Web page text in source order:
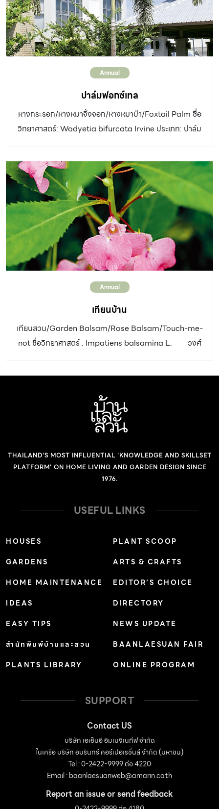
เซนติเมตร กลีบดอกสีขาวถึงสีชมพู 4 กลีบ เกสรเพศผู้สีขาว
จำนวนมาก ร่วงง่าย มีกลิ่นหอมอ่อนๆ ดอกทยอยบาน
ออกดอกเกือบตลอดปี ผล: รูปไข่ปลายตัด ดิน: ดินร่วนชื้นแฉะ
แสงแดด: รำไรถึงจัด […]
Annual
ปาล์มฟอกซ์เทล
หางกระรอก/หางหมาจิ้งจอก/หางหมาป่า/Foxtail Palm ชื่อ
วิทยาศาสตร์: Wodyetia bifurcata Irvine ประเภท: ปาล์ม
ช่วง 2 – 5 เมตร ลำต้น: ป่องเล็กน้อย มีเส้นผ่านศูนย์กลาง 20
– 25 เซนติเมตร ใบ: รูปขนนกเป็นพวง ทางใบยาว 2 – 2.50
เมตร ใบย่อยเป็นกระจุก แผ่ออกทุกทิศทางเป็นพวงคล้ายหาง
หมาป่า ใบมีสองลักษณะ คือ ใบแคบเรียวแหลม อ่อนพลิ้ว และ
ใบกว้างปลายใบหยัก แผ่นใบค่อนข้างแข็ง ช่อดอก: แยกเพศ
อยู่ร่วมต้น ออกใต้คอ แผ่กระจายยาว 50 เซนติเมตร ผล:กลม
รี ขนาด 5 – 6 เซนติเมตร เมื่อสุกสีส้มแดง ดิน: ดินอุดม
สมบูรณ์ แสงแดด: […]
Annual
เทียนบ้าน
เทียนสวน/Garden Balsam/Rose Balsam/Touch-me-
not ชื่อวิทยาศาสตร์ : Impatiens balsamina L. วงศ์
ใบสอบ ขอบใบจักฟันเลื่อยตื้น ดอก : เดี่ยวหรือออกเป็นกลุ่มที่
ลำต้นและปลายยอด เส้นผ่านศูนย์กลางดอก 3 – 6 เซนติเมตร
มีทั้งดอกชั้นเดียวและดอกซ้อนคล้ายกลีบกุหลาบ กลีบดอกมีสี
ยื่นออกมา ภายในมีต่อมน้ำหวานเพื่อใช้ล่อแมลง ผล : ฝักรูปรี
สีเขียว ดิน : ดินร่วนระบายน้ำดี แสงแดด : […]
THAILAND'S MOST INFLUENTIAL 'KNOWLEDGE AND SKILLSET
PLATFORM' ON HOME LIVING AND GARDEN DESIGN SINCE
1976.
USEFUL LINKS
HOUSES
GARDENS
HOME MAINTENANCE
IDEAS
EASY TIPS
สำนักพิมพ์บ้านและสวน
PLANTS LIBRARY
PLANT SCOOP
ARTS & CRAFTS
EDITOR’S CHOICE
DIRECTORY
NEWS UPDATE
BAANLAESUAN FAIR
ONLINE PROGRAM
SUPPORT
Contact US
บริษัท เอเอ็มอี อิมเมจิเนทีฟ จำกัด
ในเครือ บริษัท อมรินทร์ คอร์เปอเรชั่นส์ จำกัด (มหาชน)
Tel : 0-2422-9999 ต่อ 4220
Email :baanlaesuanweb@amarin.co.th
Report an issue or send feedback